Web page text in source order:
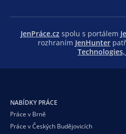
JenPráce.cz spolu s portálem
rozhraním JenHunter
NABÍDKY PRÁCE
Práce v Brně
Práce v Českých Budějovicích